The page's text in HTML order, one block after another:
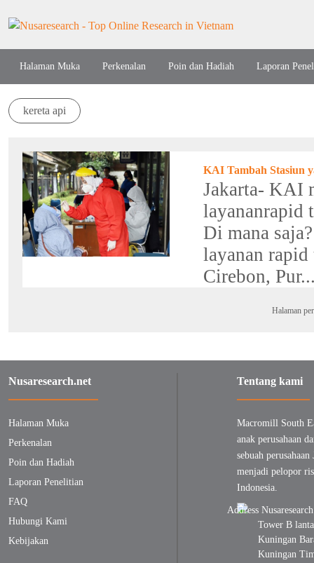
Halaman Muka Perkenalan Poin dan Hadiah Laporan
kereta api
KAI Tambah Stasiun
Jakarta- KAI
layananrapid
Di mana
layanan
Cirebon,
Halaman
Nusaresearch.net
Halaman Muka
Perkenalan
Poin dan Hadiah
Laporan Penelitian
FAQ
Hubungi Kami
Kebijakan
Tentang kami
Macromill South
anak perusahaan
sebuah perusahaan
menjadi pelopor
Indonesia.
Tower B
Kuningan
Kuningan